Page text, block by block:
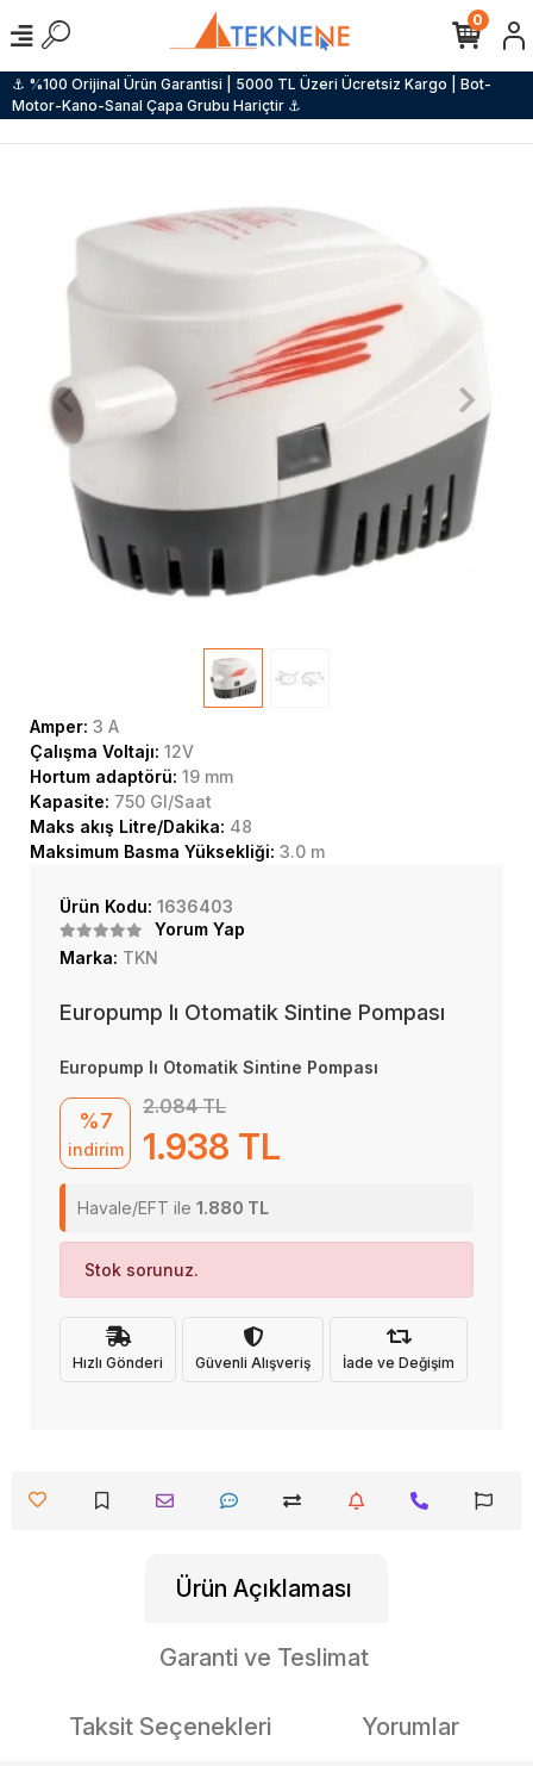
⚓ %100 Orijinal Ürün Garantisi | 5000 TL Üzeri Ücretsiz Kargo | Bot-
Motor-Kano-Sanal Çapa Grubu Hariçtir ⚓
0
Amper: 3 A
Çalışma Voltajı: 12V
Hortum adaptörü: 19 mm
Kapasite: 750 Gl/Saat
Maks akış Litre/Dakika: 48
Maksimum Basma Yüksekliği: 3.0 m
Ürün Kodu: 1636403
Yorum Yap
Marka: TKN
Europump Iı Otomatik Sintine Pompası
Europump Iı Otomatik Sintine Pompası
%7
indirim
2.084 TL
1.938 TL
Havale/EFT ile 1.880 TL
Stok sorunuz.
Hızlı Gönderi Güvenli Alışveriş İade ve Değişim
Ürün Açıklaması
Garanti ve Teslimat
Taksit Seçenekleri Yorumlar